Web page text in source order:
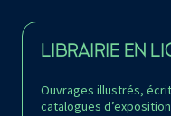
LIBRAIRIE EN
Ouvrages illustrés,
catalogues